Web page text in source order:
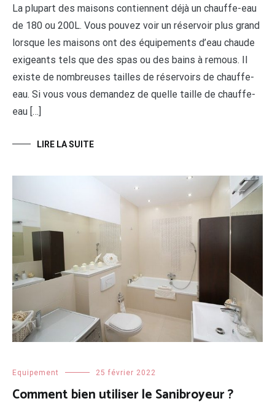
La plupart des maisons contiennent déjà un chauffe-eau
de 180 ou 200L. Vous pouvez voir un réservoir plus grand
lorsque les maisons ont des équipements d’eau chaude
exigeants tels que des spas ou des bains à remous. Il
existe de nombreuses tailles de réservoirs de chauffe-
eau. Si vous vous demandez de quelle taille de chauffe-
eau […]
LIRE LA SUITE
Equipement 25 février 2022
Comment bien utiliser le Sanibroyeur ?